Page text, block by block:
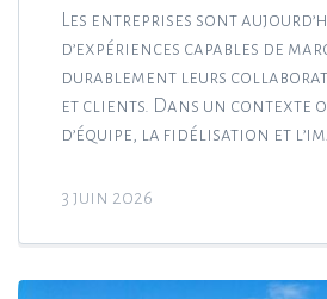
Les entreprises sont
d’expériences capables de
durablement leurs
et clients. Dans un contexte
d’équipe, la fidélisation et
3 juin 2026